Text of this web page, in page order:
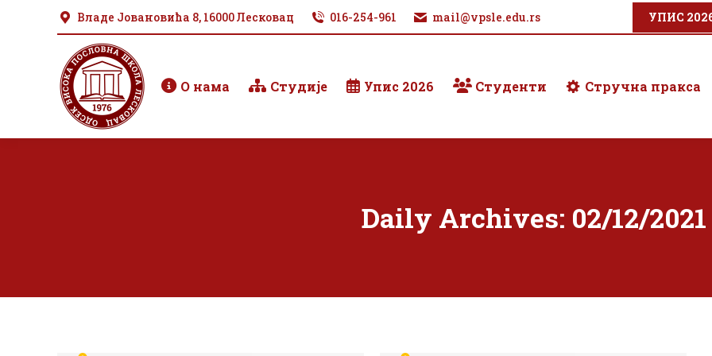
Владе Јовановића 8, 16000 Лесковац 016-254-961 mail@vpsle.edu.rs УПИС
О нама Студије Упис 2026 Студенти Стручна пракса
Daily Archives: 02/12/2021